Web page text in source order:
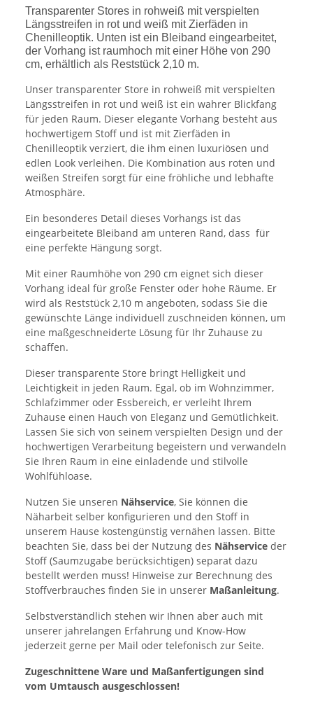
Transparenter Stores in rohweiß mit verspielten
Längsstreifen in rot und weiß mit Zierfäden in
Chenilleoptik. Unten ist ein Bleiband eingearbeitet,
der Vorhang ist raumhoch mit einer Höhe von 290
cm, erhältlich als Reststück 2,10 m.
Unser transparenter Store in rohweiß mit verspielten
Längsstreifen in rot und weiß ist ein wahrer Blickfang
für jeden Raum. Dieser elegante Vorhang besteht aus
hochwertigem Stoff und ist mit Zierfäden in
Chenilleoptik verziert, die ihm einen luxuriösen und
edlen Look verleihen. Die Kombination aus roten und
weißen Streifen sorgt für eine fröhliche und lebhafte
Atmosphäre.
Ein besonderes Detail dieses Vorhangs ist das
eingearbeitete Bleiband am unteren Rand, dass für
eine perfekte Hängung sorgt.
Mit einer Raumhöhe von 290 cm eignet sich dieser
Vorhang ideal für große Fenster oder hohe Räume. Er
wird als Reststück 2,10 m angeboten, sodass Sie die
gewünschte Länge individuell zuschneiden können, um
eine maßgeschneiderte Lösung für Ihr Zuhause zu
schaffen.
Dieser transparente Store bringt Helligkeit und
Leichtigkeit in jeden Raum. Egal, ob im Wohnzimmer,
Schlafzimmer oder Essbereich, er verleiht Ihrem
Zuhause einen Hauch von Eleganz und Gemütlichkeit.
Lassen Sie sich von seinem verspielten Design und der
hochwertigen Verarbeitung begeistern und verwandeln
Sie Ihren Raum in eine einladende und stilvolle
Wohlfühloase.
Nutzen Sie unseren Nähservice, Sie können die
Näharbeit selber konfigurieren und den Stoff in
unserem Hause kostengünstig vernähen lassen. Bitte
beachten Sie, dass bei der Nutzung des Nähservice der
Stoff (Saumzugabe berücksichtigen) separat dazu
bestellt werden muss! Hinweise zur Berechnung des
Stoffverbrauches finden Sie in unserer Maßanleitung.
Selbstverständlich stehen wir Ihnen aber auch mit
unserer jahrelangen Erfahrung und Know-How
jederzeit gerne per Mail oder telefonisch zur Seite.
Zugeschnittene Ware und Maßanfertigungen sind
vom Umtausch ausgeschlossen!